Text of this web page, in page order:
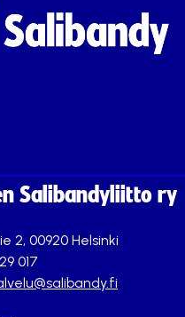
Salibandyliitto ry
2, 00920 Helsinki
017